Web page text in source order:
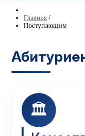
Главная /
Поступающим
🏛️